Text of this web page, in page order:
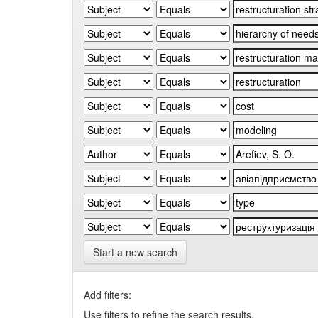
Start a new search
Add filters:
Use filters to refine the search results.